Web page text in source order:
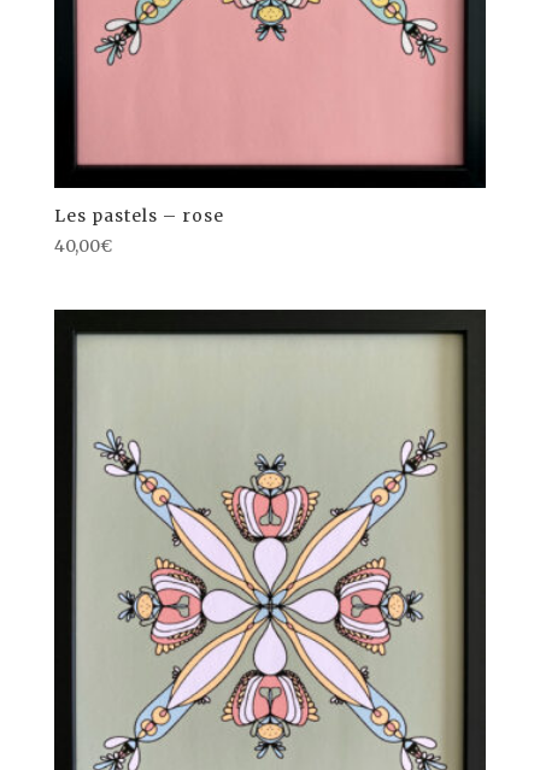
Les pastels – rose
40,00€